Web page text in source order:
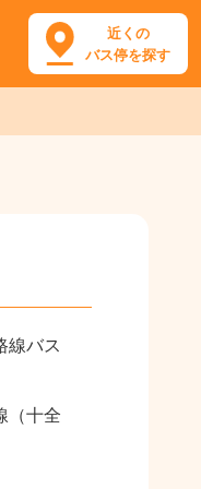
近くの
バス停を探す
線バス
（十全